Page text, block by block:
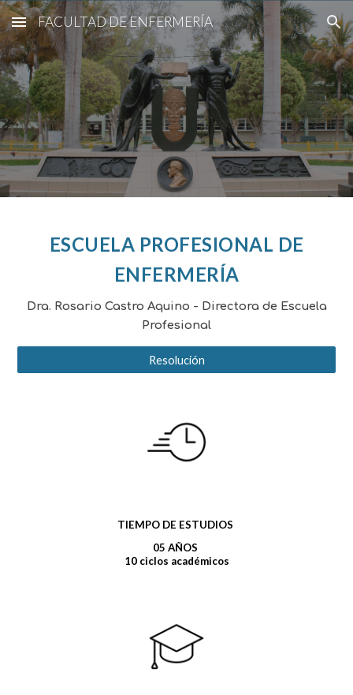
Skip to main content Skip to navigation
FACULTAD DE ENFERMERÍA
ESCUELA PROFESIONAL DE
ENFERMERÍA
Dra. Rosario Castro Aquino - Directora de Escuela
Profesional
Resolución
TIEMPO DE ESTUDIOS
05 AÑOS
10 ciclos académicos